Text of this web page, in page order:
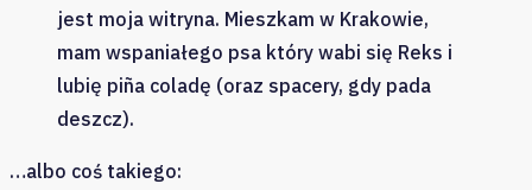
jest moja witryna. Mieszkam w Krakowie,
mam wspaniałego psa który wabi się Reks i
lubię piña coladę (oraz spacery, gdy pada
deszcz).
…albo coś takiego: